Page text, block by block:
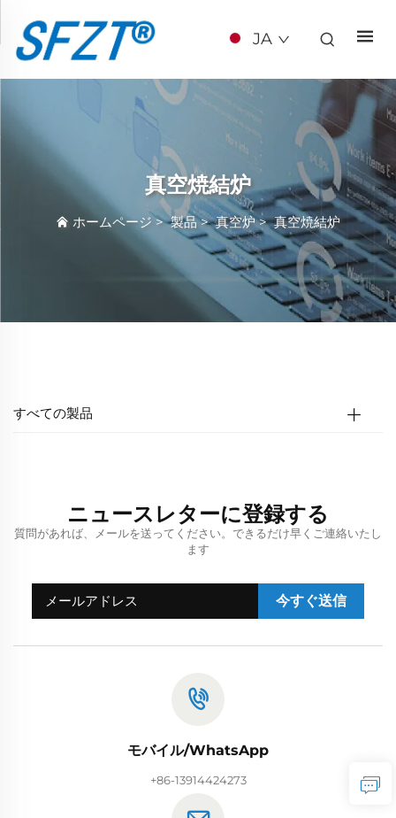
JA
真空焼結炉
ホームページ>製品>真空炉>真空焼結炉
すべての製品
ニュースレターに登録する
質問があれば、メールを送ってください。できるだけ早くご連絡いたし
ます
今すぐ送信
モバイル/WhatsApp
+86-13914424273